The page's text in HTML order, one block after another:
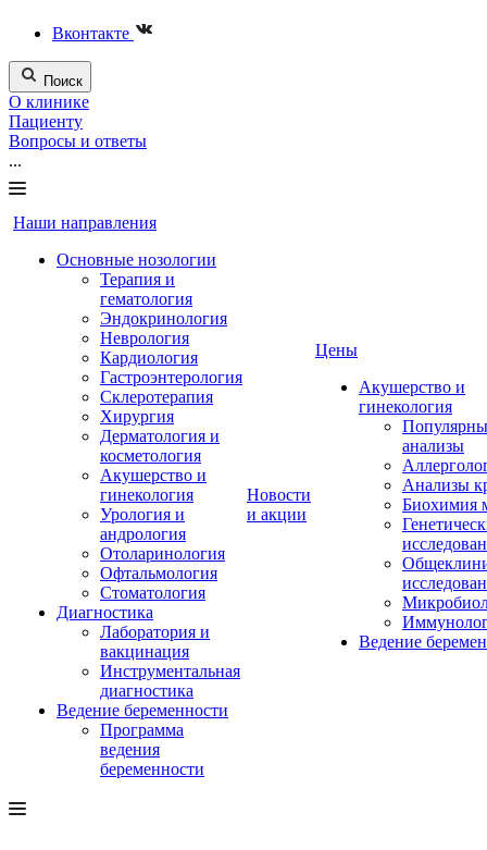
Вконтакте
Поиск
О клинике
Пациенту
Вопросы и ответы
...
Наши направления
Основные нозологии
Терапия и
гематология
Эндокринология
Неврология
Кардиология
Гастроэнтерология
Склеротерапия
Хирургия
Дерматология и
косметология
Акушерство и
гинекология
Урология и
андрология
Отоларинология
Офтальмология
Стоматология
Диагностика
Лаборатория и
вакцинация
Инструментальная
диагностика
Ведение беременности
Программа
ведения
беременности
Новости
и акции
Цены
Акушерство и
гинекология
анализы
Анализы
Биохимия
Ведение